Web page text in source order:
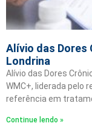
Alívio das Dores
Londrina
Alívio das Dores
WMC+, liderada pelo
referência em
Continue lendo »